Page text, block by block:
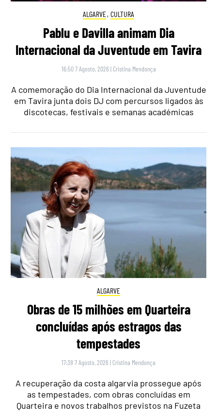
ALGARVE, CULTURA
Pablu e Davilla animam Dia
Internacional da Juventude em Tavira
16:50 7 Agosto, 2026 | Cristina Mendonça
A comemoração do Dia Internacional da Juventude
em Tavira junta dois DJ com percursos ligados às
discotecas, festivais e semanas académicas
ALGARVE
Obras de 15 milhões em Quarteira
concluídas após estragos das
tempestades
17:38 7 Agosto, 2026 | Cristina Mendonça
A recuperação da costa algarvia prossegue após
as tempestades, com obras concluídas em
Quarteira e novos trabalhos previstos na Fuzeta